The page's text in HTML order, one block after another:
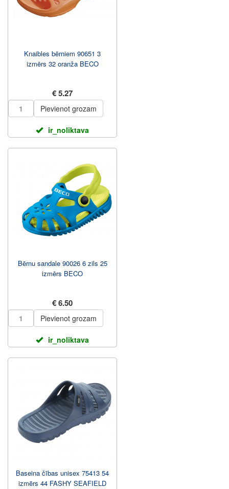
Knaibles bērniem 90651 3
izmērs 32 oranža BECO
€ 5.27
Pievienot grozam
ir_noliktava
Bērnu sandale 90026 6 zils 25
izmērs BECO
€ 6.50
Pievienot grozam
ir_noliktava
Baseina čības unisex 75413 54
izmērs 44 FASHY SEAFIELD